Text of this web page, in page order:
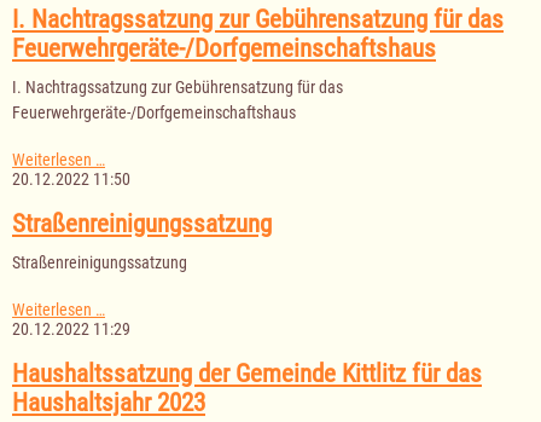
Gebührensatzung
zur
Deckung
Kosten
der
Mitgliedschaft
dem
Gewässerunterhaltungsverband
See"
I. Nachtragssatzung zur Gebührensatzung für das
Feuerwehrgeräte-/Dorfgemeinschaftshaus
I. Nachtragssatzung zur Gebührensatzung für das
Feuerwehrgeräte-/Dorfgemeinschaftshaus
Weiterlesen …
Nachtragssatzung
Gebührensatzung
für
das
Feuerwehrgeräte-/Dorfgemeinschaftshaus
20.12.2022 11:50
Straßenreinigungssatzung
Straßenreinigungssatzung
Weiterlesen …
20.12.2022 11:29
Haushaltssatzung der Gemeinde Kittlitz für das
Haushaltsjahr 2023